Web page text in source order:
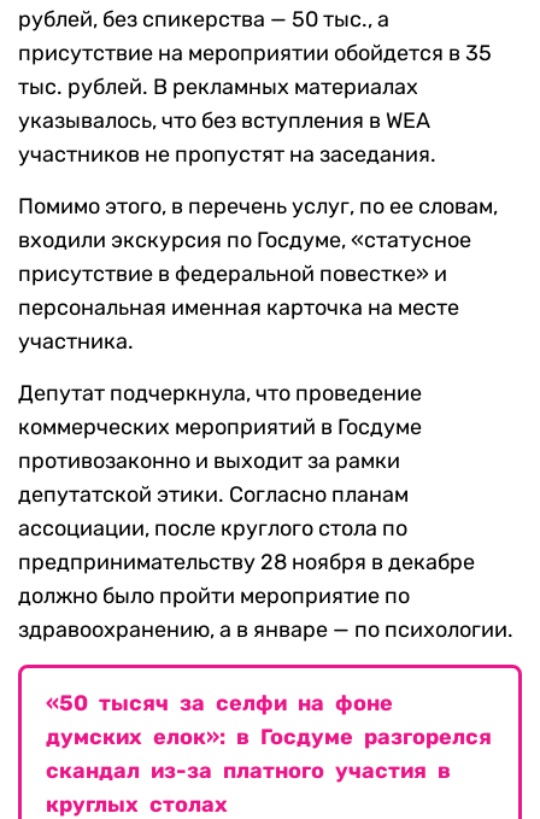
рублей, без спикерства — 50 тыс., а
присутствие на мероприятии обойдется в 35
тыс. рублей. В рекламных материалах
указывалось, что без вступления в WEA
участников не пропустят на заседания.
Помимо этого, в перечень услуг, по ее словам,
входили экскурсия по Госдуме, «статусное
присутствие в федеральной повестке» и
персональная именная карточка на месте
участника.
Депутат подчеркнула, что проведение
коммерческих мероприятий в Госдуме
противозаконно и выходит за рамки
депутатской этики. Согласно планам
ассоциации, после круглого стола по
предпринимательству 28 ноября в декабре
должно было пройти мероприятие по
здравоохранению, а в январе — по психологии.
«50 тысяч за селфи на фоне
думских елок»: в Госдуме разгорелся
скандал из-за платного участия в
круглых столах